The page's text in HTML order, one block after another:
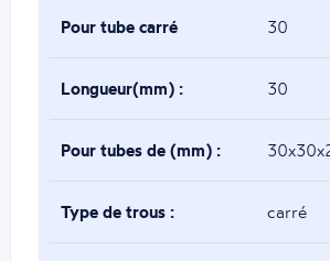
Pour tube carré
de(mm) :
30
Longueur(mm) : 30
Pour tubes de (mm) :
Type de trous : carré